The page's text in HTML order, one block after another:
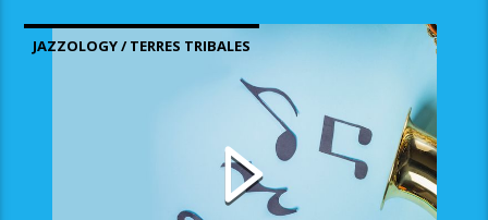
JAZZOLOGY / TERRES TRIBALES